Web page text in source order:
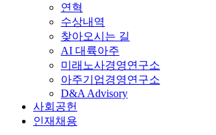
연혁
수상내역
찾아오시는 길
AI 대륙아주
미래노사경영연구소
아주기업경영연구소
D&A Advisory
사회공헌
인재채용